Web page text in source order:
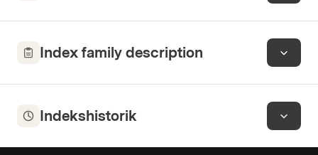
Index family description
Indekshistorik